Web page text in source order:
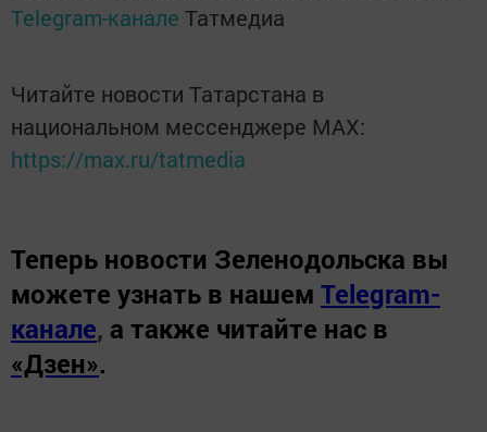
Telegram-канале Татмедиа
Читайте новости Татарстана в
национальном мессенджере MАХ:
https://max.ru/tatmedia
Теперь новости Зеленодольска вы
можете узнать в нашем Telegram-
канале, а также читайте нас в
«Дзен».